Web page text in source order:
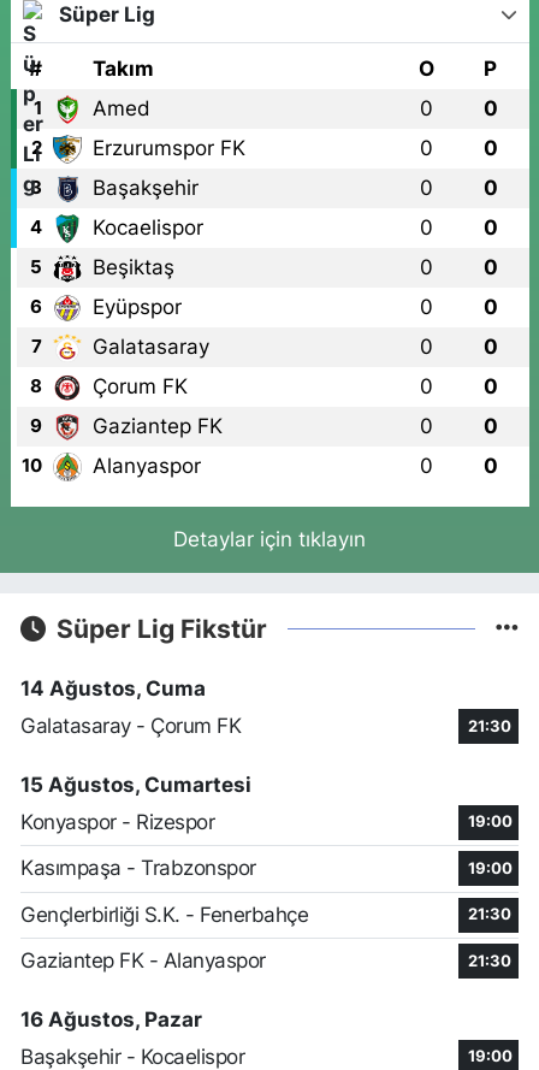
Süper Lig
# Takım O P
1 Amed 0 0
2 Erzurumspor FK 0 0
3 Başakşehir 0 0
4 Kocaelispor 0 0
5 Beşiktaş 0 0
6 Eyüpspor 0 0
7 Galatasaray 0 0
8 Çorum FK 0 0
9 Gaziantep FK 0 0
10 Alanyaspor 0 0
Detaylar için tıklayın
Süper Lig Fikstür
14 Ağustos, Cuma
Galatasaray - Çorum FK
21:30
15 Ağustos, Cumartesi
Konyaspor - Rizespor
19:00
Kasımpaşa - Trabzonspor 19:00
Gençlerbirliği S.K. - Fenerbahçe 21:30
Gaziantep FK - Alanyaspor 21:30
16 Ağustos, Pazar
Başakşehir - Kocaelispor
19:00